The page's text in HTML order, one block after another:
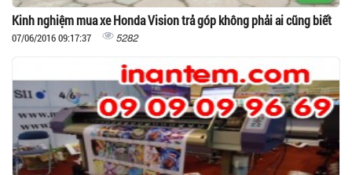
Kinh nghiệm mua xe Honda Vision trả góp không phải ai cũng biết
07/06/2016 09:17:37 5282